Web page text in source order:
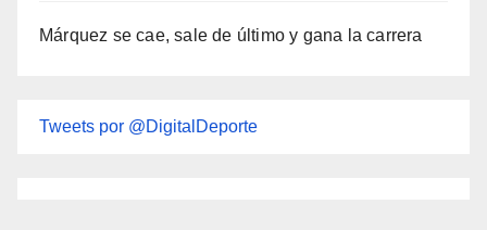
Márquez se cae, sale de último y gana la carrera
Tweets por @DigitalDeporte